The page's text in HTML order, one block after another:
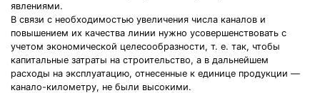
явлениями.
В связи с необходимостью увеличения числа каналов и
повышением их качества линии нужно усовершенствовать с
учетом экономической целесообразности, т. е. так, чтобы
капитальные затраты на строительство, а в дальнейшем
расходы на эксплуатацию, отнесенные к единице продукции —
канало-километру, не были высокими.